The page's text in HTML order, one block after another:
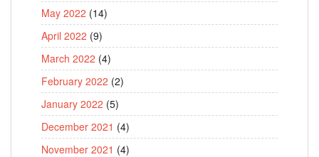
May 2022 (14)
April 2022 (9)
March 2022 (4)
February 2022 (2)
January 2022 (5)
December 2021 (4)
November 2021 (4)